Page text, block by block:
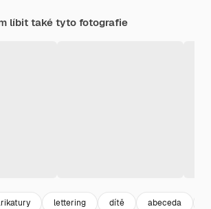
líbit také tyto fotografie
lettering dítě abeceda